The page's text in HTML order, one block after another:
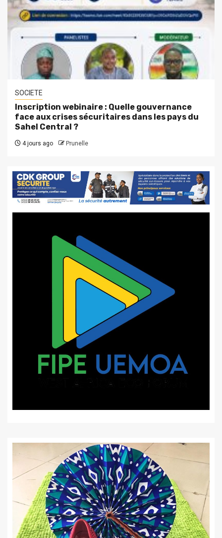
SOCIETE
Inscription webinaire : Quelle gouvernance
face aux crises sécuritaires dans les pays du
Sahel Central ?
4 jours ago Prunelle